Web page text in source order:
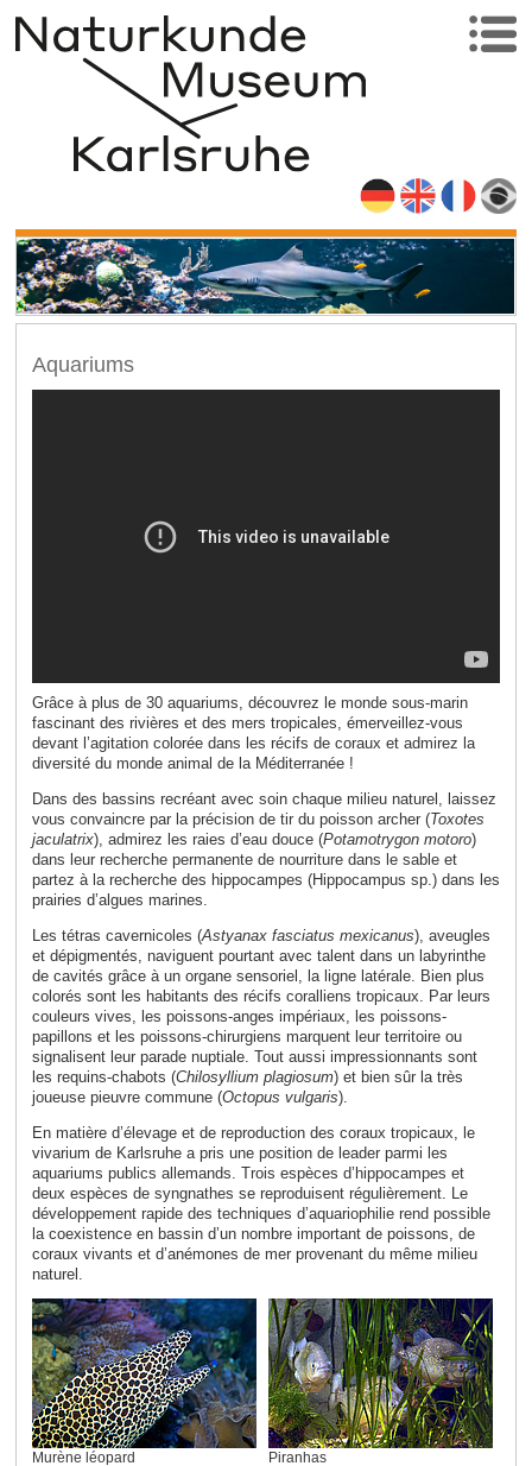
Aquariums
Grâce à plus de 30 aquariums, découvrez le monde sous-marin
fascinant des rivières et des mers tropicales, émerveillez-vous
devant l’agitation colorée dans les récifs de coraux et admirez la
diversité du monde animal de la Méditerranée !
Dans des bassins recréant avec soin chaque milieu naturel, laissez
vous convaincre par la précision de tir du poisson archer (Toxotes
jaculatrix), admirez les raies d’eau douce (Potamotrygon motoro)
dans leur recherche permanente de nourriture dans le sable et
partez à la recherche des hippocampes (Hippocampus sp.) dans les
prairies d’algues marines.
Les tétras cavernicoles (Astyanax fasciatus mexicanus), aveugles
et dépigmentés, naviguent pourtant avec talent dans un labyrinthe
de cavités grâce à un organe sensoriel, la ligne latérale. Bien plus
colorés sont les habitants des récifs coralliens tropicaux. Par leurs
couleurs vives, les poissons-anges impériaux, les poissons-
papillons et les poissons-chirurgiens marquent leur territoire ou
signalisent leur parade nuptiale. Tout aussi impressionnants sont
les requins-chabots (Chilosyllium plagiosum) et bien sûr la très
joueuse pieuvre commune (Octopus vulgaris).
En matière d’élevage et de reproduction des coraux tropicaux, le
vivarium de Karlsruhe a pris une position de leader parmi les
aquariums publics allemands. Trois espèces d’hippocampes et
deux espèces de syngnathes se reproduisent régulièrement. Le
développement rapide des techniques d’aquariophilie rend possible
la coexistence en bassin d’un nombre important de poissons, de
coraux vivants et d’anémones de mer provenant du même milieu
naturel.
Murène léopard Piranhas